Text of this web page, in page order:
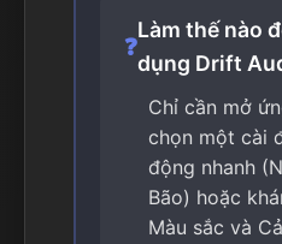
❓
Làm thế nào
dụng Drift
Chỉ cần mở
chọn một cài
động nhanh
Bão) hoặc
Màu sắc và